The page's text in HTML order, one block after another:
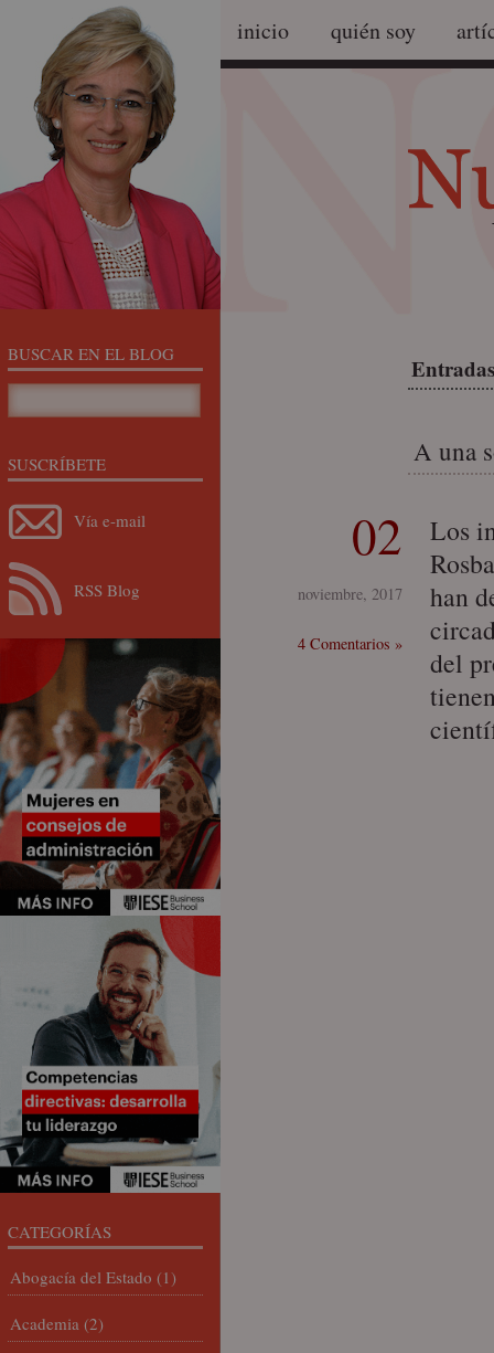
inicio quién soy
A una
02
noviembre, 2017
4 Comentarios »
Los
han
del
BUSCAR EN EL BLOG
SUSCRÍBETE
Vía e-mail
RSS Blog
CATEGORÍAS
Abogacía del Estado (1)
Academia (2)